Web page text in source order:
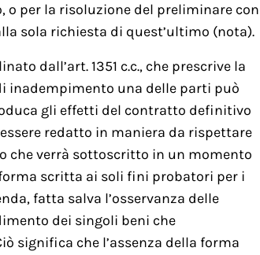
per la risoluzione del preliminare con
sola richiesta di quest’ultimo (nota).
dall’art. 1351 c.c., che prescrive la
inadempimento una delle parti può
gli effetti del contratto definitivo
redatto in maniera da rispettare
che verrà sottoscritto in un momento
forma scritta ai soli fini probatori per i
fatta salva l’osservanza delle
dei singoli beni che
significa che l’assenza della forma